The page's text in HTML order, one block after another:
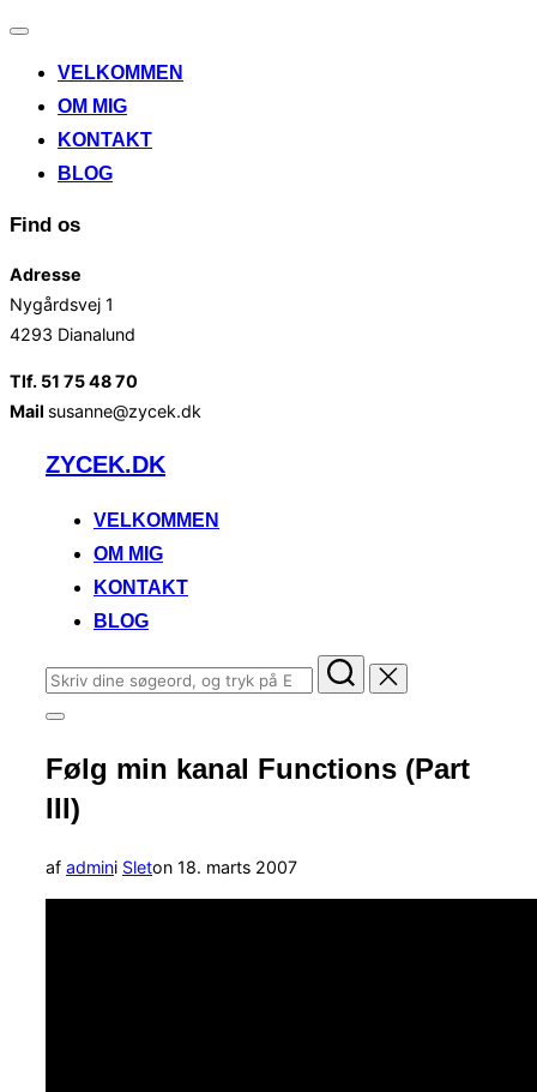
Slå
til/fraVELKOMMEN
OM MIG
KONTAKT
BLOG
Find os
Adresse
Nygårdsvej 1
4293 Dianalund
Tlf. 51 75 48 70
Mail susanne@zycek.dk
VidereZYCEK.DK
VELKOMMEN
OM MIG
KONTAKT
BLOG
Søg
efter:
Slå
i
sidekolonne
til/fra
Følg min kanal Functions (Part
III)
af admini Sleton Udgivet
d.
18. marts 2007